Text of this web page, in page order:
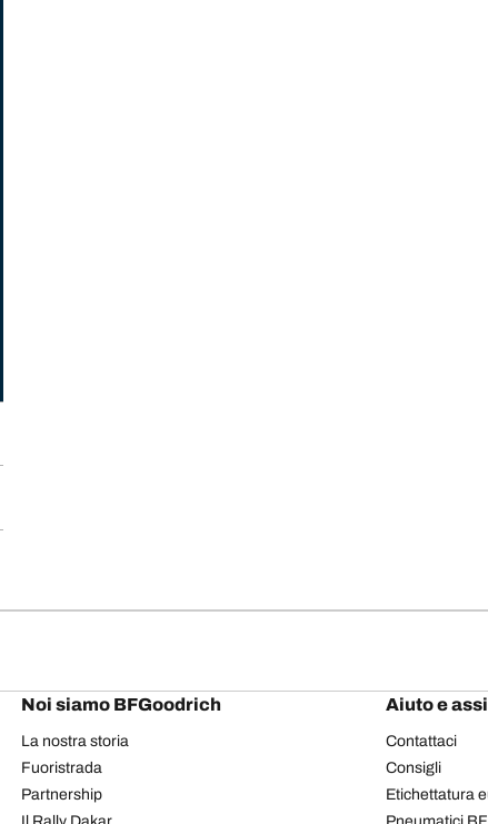
Noi siamo BFGoodrich
La nostra storia
Fuoristrada
Partnership
Aiuto e
Contattaci
Consigli
Etichettatura